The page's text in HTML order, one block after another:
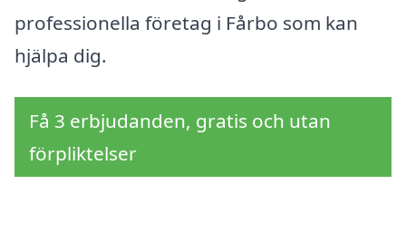
professionella företag i Fårbo som kan
hjälpa dig.
Få 3 erbjudanden, gratis och utan
förpliktelser